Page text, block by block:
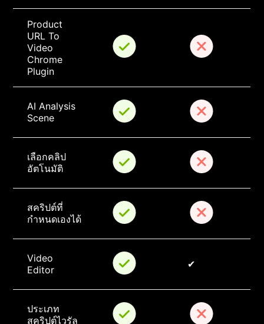
Product
URL To
Video
Chrome
Plugin
AI Analysis
Scene
เลือกคลิป
อัตโนมัติ
สคริปต์ที่
กำหนดเองได้
Video
Editor
✔
ประเภท
สคริปต์ไวรัล